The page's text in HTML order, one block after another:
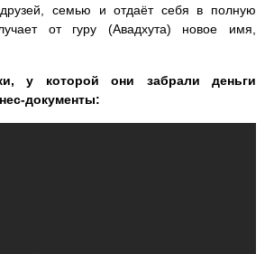
семью и отдаёт себя в полную
от гуру (Авадхута) новое имя,
у которой они забрали деньги
документы: